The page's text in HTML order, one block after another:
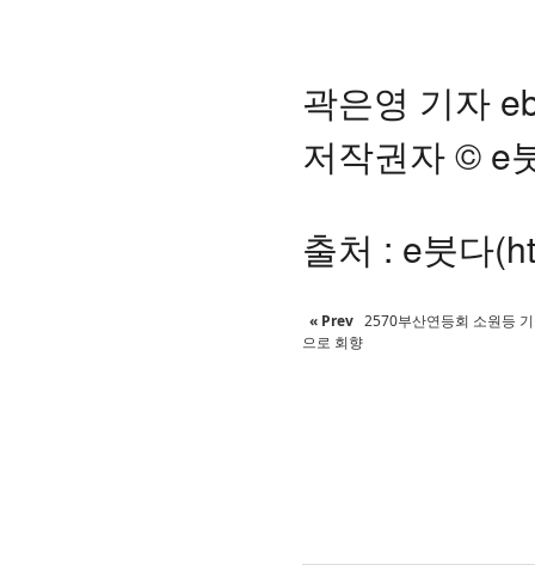
곽은영 기자
저작권자 © e
출처 : e붓다
« Prev 2570부산연등회 소원등
으로 회향